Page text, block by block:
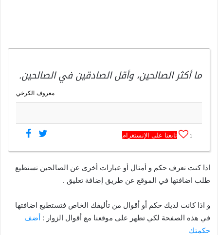
ما أكثر الصالحين، وأقل الصادقين في الصالحين.
معروف الكرخي
1 تابعنا على الإنستغرام
اذا كنت تعرف حكم و أمثال أو عبارات أخرى عن الصالحين تستطيع
طلب اضافتها في الموقع عن طريق إضافة تعليق .
و اذا كانت لديك حكم أو أقوال من تأليفك الخاص فتستطيع اضافتها
في هذه الصفحة لكي تظهر على موقعنا مع أقوال الزوار : أضف
حكمتك